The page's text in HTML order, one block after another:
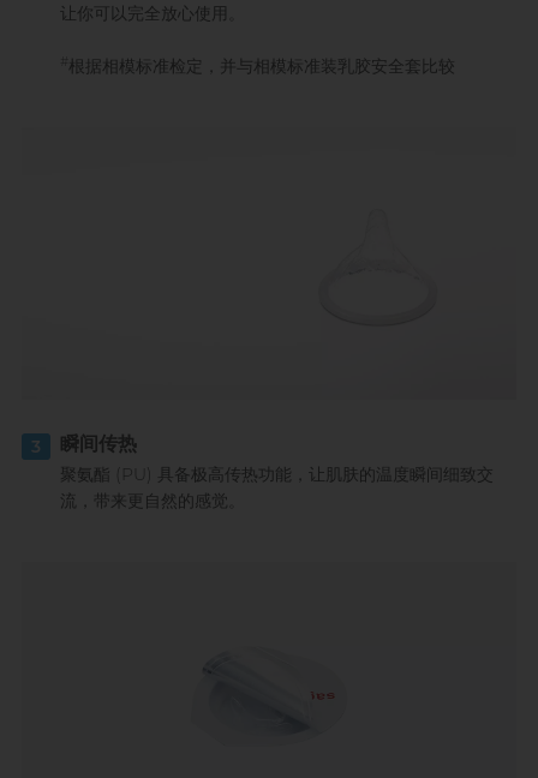
让你可以完全放心使用。
根据相模标准检定，并与相模标准装乳胶安全套比较
3 瞬间传热
聚氨酯 (PU) 具备极高传热功能，让肌肤的温度瞬间细致交
流，带来更自然的感觉。